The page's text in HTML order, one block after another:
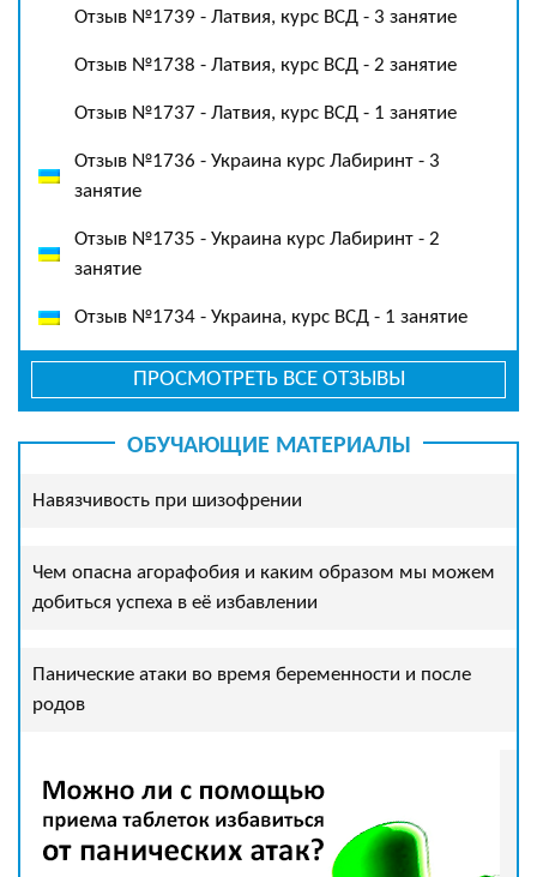
Отзыв №1739 - Латвия, курс ВСД - 3 занятие
Отзыв №1738 - Латвия, курс ВСД - 2 занятие
Отзыв №1737 - Латвия, курс ВСД - 1 занятие
Отзыв №1736 - Украина курс Лабиринт - 3
занятие
Отзыв №1735 - Украина курс Лабиринт - 2
занятие
Отзыв №1734 - Украина, курс ВСД - 1 занятие
ПРОСМОТРЕТЬ ВСЕ ОТЗЫВЫ
ОБУЧАЮЩИЕ МАТЕРИАЛЫ
Навязчивость при шизофрении
Чем опасна агорафобия и каким образом мы можем
добиться успеха в её избавлении
Панические атаки во время беременности и после
родов